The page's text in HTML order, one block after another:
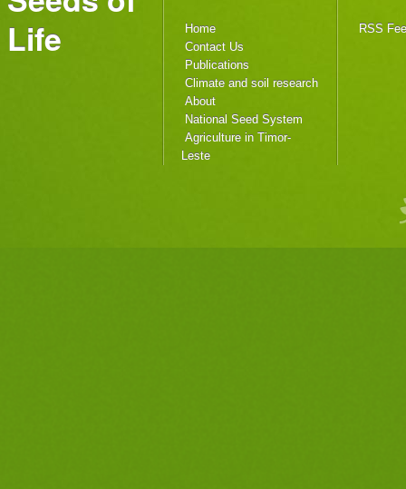
Life
Home
Contact Us
Publications
Climate and soil research
About
National Seed System
Agriculture in Timor-
Leste
RSS